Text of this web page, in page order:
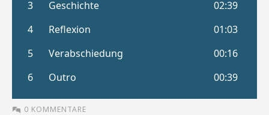
0 KOMMENTARE